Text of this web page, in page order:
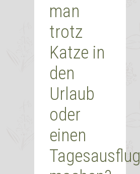
man
trotz
Katze in
den
Urlaub
oder
einen
Tagesausflug